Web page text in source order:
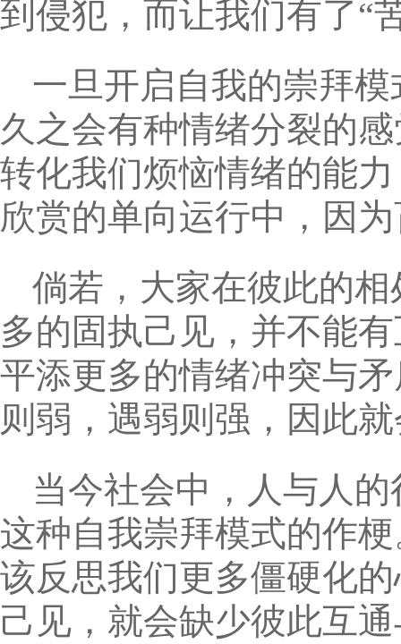
到侵犯，而让我们有了“
一旦开启自我的崇拜
久之会有种情绪分裂的
转化我们烦恼情绪的能
欣赏的单向运行中，因
倘若，大家在彼此的
多的固执己见，并不能
平添更多的情绪冲突与
则弱，遇弱则强，因此
当今社会中，人与人
这种自我崇拜模式的作
该反思我们更多僵硬化
己见，就会缺少彼此互